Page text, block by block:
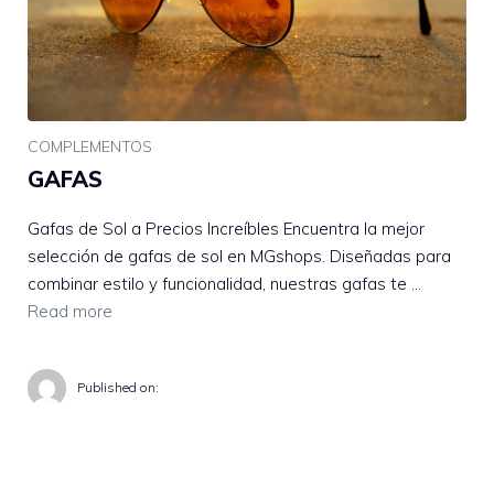
COMPLEMENTOS
GAFAS
Gafas de Sol a Precios Increíbles Encuentra la mejor
selección de gafas de sol en MGshops. Diseñadas para
combinar estilo y funcionalidad, nuestras gafas te …
Read more
Published on: